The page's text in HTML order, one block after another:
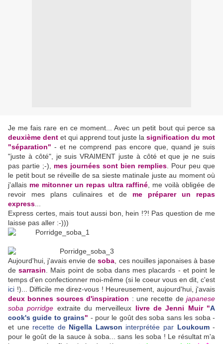
Je me fais rare en ce moment... Avec un petit bout qui perce sa
deuxième dent et qui apprend tout juste la signification du mot
"séparation" - et ne comprend pas encore que, quand je suis
"juste à côté", je suis VRAIMENT juste à côté et que je ne suis
pas partie ;-), mes journées sont bien remplies . Pour peu que
le petit bout se réveille de sa sieste matinale juste au moment où
j'allais me mitonner un repas ultra raffiné, me voilà obligée de
revoir mes plans culinaires et de me préparer un repas
express
Express certes, mais tout aussi bon, hein !?! Pas question de me
laisse pas aller :-)))
Aujourd'hui, j'avais envie desoba , ces nouilles japonaises à base
desarrasin . Mais point de soba dans mes placards - et point le
temps d'en confectionner moi-même (si le coeur vous en dit, c'est
ici !)... Difficile me direz-vous ! Heureusement, aujourd'hui, j'avais
deux bonnes sources d'inspiration : une recette de japanese
soba porridge extraite du merveilleux livre de Jenni Muir "A
cook's guide to grains" - pour le goût des soba sans les soba -
et une recette de Nigella Lawson interprétée par Loukoum-
pour le goût de la sauce à soba... sans les soba ! Le résultat m'a